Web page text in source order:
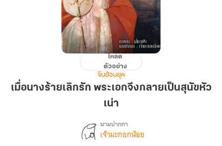
ร้าย
โหลด
ตัวอย่าง
จีนย้อนยุค
เมื่อนางร้ายเลิกรัก พระเอกจึงกลายเป็นสุนัขหัว
เน่า
เรื่อง
นามปากกา
เจ้ามะกอกน้อย